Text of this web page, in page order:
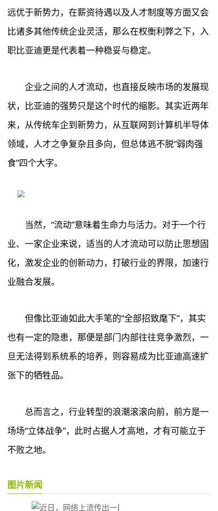
远优于新势力，在薪资待遇以及人才制度等方面又会
比诸多其他传统企业灵活，那么在权衡利弊之下，入
职比亚迪更是代表着一种稳妥与稳定。
企业之间的人才流动，也直接反映市场的发展现
状，比亚迪的强势只是这个时代的缩影。其实近两年
来，从传统车企到新势力，从互联网到计算机半导体
领域，人才之争复杂且多向，但总体逃不脱“弱肉强
食”四个大字。
当然，“流动”意味着生命力与活力。对于一个行
业、一家企业来说，适当的人才流动可以防止思想固
化，激发企业的创新动力，打破行业的界限，加速行
业融合发展。
但像比亚迪如此大手笔的“全部招致麾下”，其实
也有一定的隐患，那便是部门内部往往竞争激烈，一
旦无法得到系统系的培养，则容易成为比亚迪高速扩
张下的牺牲品。
总而言之，行业转型的浪潮滚滚向前，前方是一
场场“立体战争”，此时占据人才高地，才有可能立于
不败之地。
图片新闻